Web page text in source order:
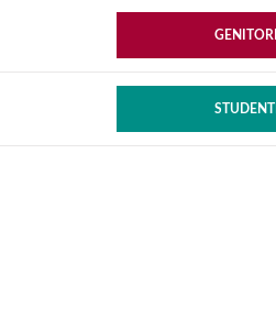
GENITORI
STUDENTI